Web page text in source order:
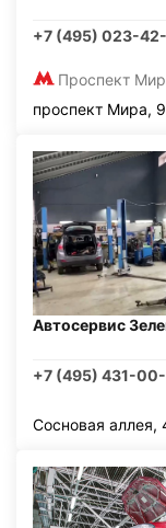
+7 (495) 023-
Проспект
проспект Мира,
Автосервис
+7 (495) 431-
Сосновая аллея,